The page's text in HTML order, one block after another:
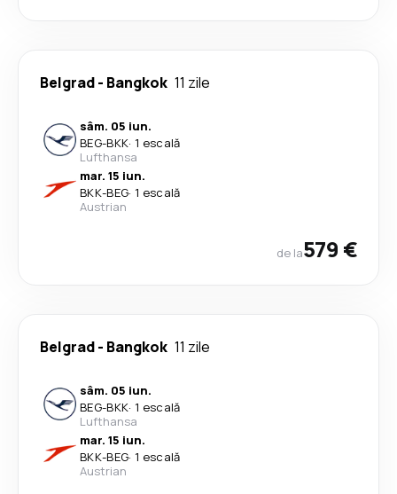
Belgrad- Bangkok 11 zile
sâm. 05 iun.
BEG-BKK· 1 escală
Lufthansa
mar. 15 iun.
BKK-BEG· 1 escală
Austrian
de la579 €
Belgrad- Bangkok 11 zile
sâm. 05 iun.
BEG-BKK· 1 escală
Lufthansa
mar. 15 iun.
BKK-BEG· 1 escală
Austrian